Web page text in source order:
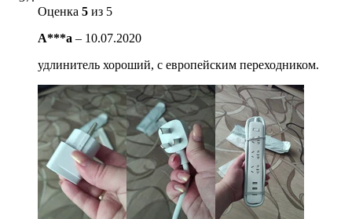
Оценка 5 из 5
A***a – 10.07.2020
удлинитель хороший, с европейским переходником.